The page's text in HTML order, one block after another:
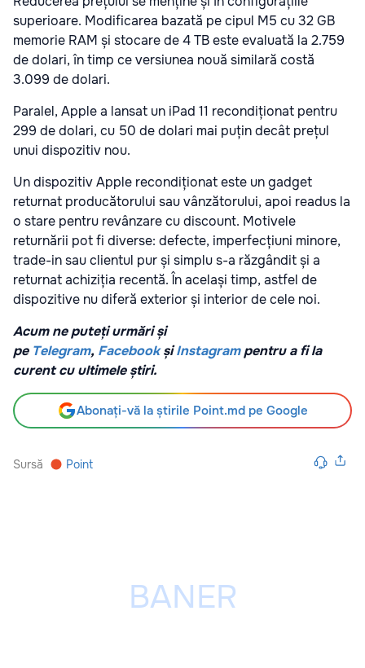
superioare. Modificarea bazată pe cipul M5 cu 32 GB
memorie RAM și stocare de 4 TB este evaluată la 2.759
de dolari, în timp ce versiunea nouă similară costă
3.099 de dolari.
Paralel, Apple a lansat un iPad 11 recondiționat pentru
299 de dolari, cu 50 de dolari mai puțin decât prețul
unui dispozitiv nou.
Un dispozitiv Apple recondiționat este un gadget
returnat producătorului sau vânzătorului, apoi readus la
o stare pentru revânzare cu discount. Motivele
returnării pot fi diverse: defecte, imperfecțiuni minore,
trade-in sau clientul pur și simplu s-a răzgândit și a
returnat achiziția recentă. În același timp, astfel de
dispozitive nu diferă exterior și interior de cele noi.
Acum ne puteți urmări și
pe Telegram, Facebook șiInstagrampentru a fi la
curent cu ultimele știri.
Abonați-vă la știrile Point.md pe Google
Sursă Point